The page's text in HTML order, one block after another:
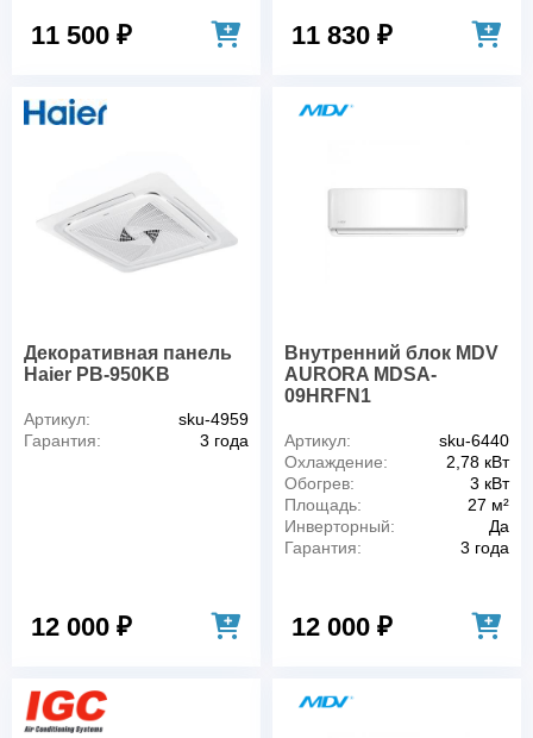
11 500 ₽ 11 830 ₽
Декоративная панель
Haier PB-950KB
Артикул:
sku-4959
Гарантия:
3 года
12 000 ₽
Внутренний блок MDV
AURORA MDSA-
09HRFN1
Артикул:
sku-6440
Охлаждение:
2,78 кВт
Обогрев:
3 кВт
Площадь:
27 м²
Инверторный:
Да
Гарантия:
3 года
12 000 ₽